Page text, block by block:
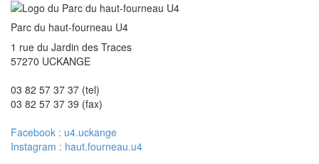
Parc du haut-fourneau U4
1 rue du Jardin des Traces
57270 UCKANGE
03 82 57 37 37 (tel)
03 82 57 37 39 (fax)
Facebook : u4.uckange
Instagram : haut.fourneau.u4